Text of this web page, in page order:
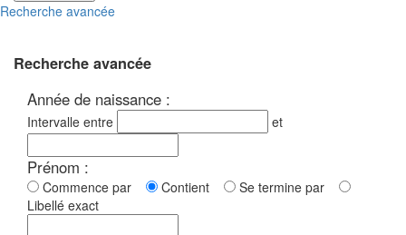
Recherche avancée
Recherche avancée
Année de naissance :
Intervalle entre et
Prénom :
Commence par Contient
Se termine par
Libellé exact